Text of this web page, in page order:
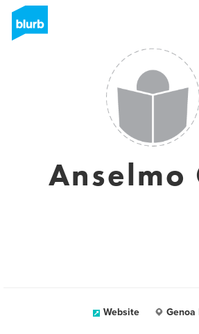
Anselmo
Website Genoa